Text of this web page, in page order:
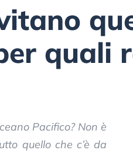
quali
Pacifico? Non è
quello che c’è da